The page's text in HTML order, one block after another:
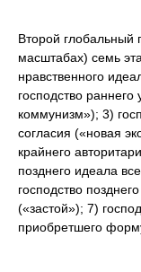
Второй глобальный
масштабах) семь
нравственного
господство
коммунизм»); 3)
согласия («новая
крайнего
позднего идеала
господство
(«застой»); 7)
приобретшего